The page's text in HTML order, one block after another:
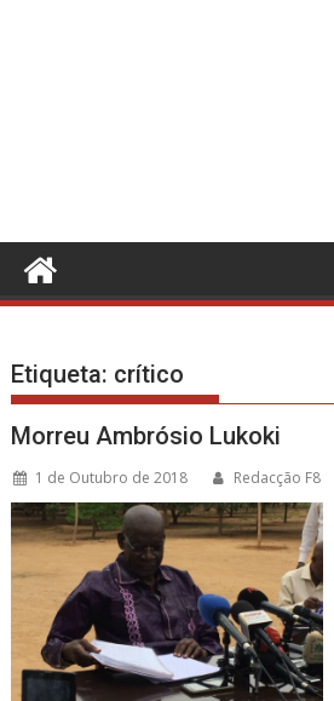
Etiqueta: crítico
Morreu Ambrósio Lukoki
1 de Outubro de 2018 Redacção F8